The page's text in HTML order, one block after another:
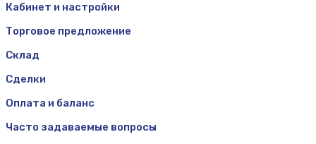
Кабинет и настройки
Торговое предложение
Склад
Сделки
Оплата и баланс
Часто задаваемые вопросы